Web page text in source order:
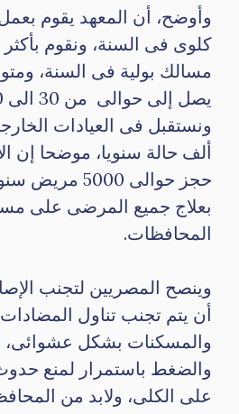
مسالك بولية فى السنة،
ألف حالة سنويا، موضحا إن
حجز حوالى
بعلاج جميع المرضى على
المحافظات.
وينصح المصريين لتجنب
أن يتم تجنب تناول المضادات
والمسكنات بشكل
والضغط باستمرار لمنع
على الكلى، ولابد من